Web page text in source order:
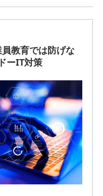
教育では防げな
ーIT対策